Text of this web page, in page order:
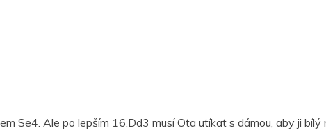
Se4. Ale po lepším 16.Dd3 musí Ota utíkat s dámou, aby ji